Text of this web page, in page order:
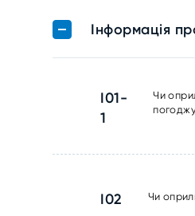
Інформація
I01-
1
Чи
I02 Чи